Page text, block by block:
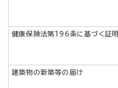
健康保険法第196条に基づく証明
建築物の新築等の届け